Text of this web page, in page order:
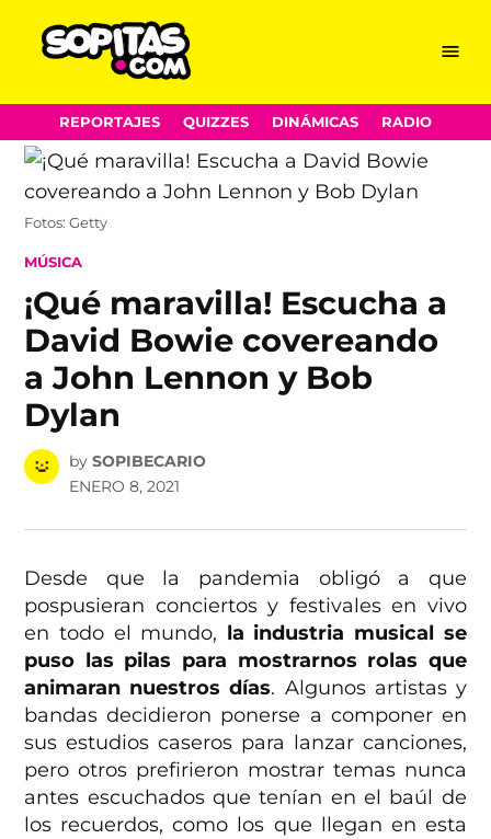
Skip
to
content
Menu
REPORTAJES QUIZZES DINÁMICAS RADIO
Fotos: Getty
POSTED
MÚSICA
¡Qué maravilla! Escucha a
David Bowie covereando
a John Lennon y Bob
Dylan
by SOPIBECARIO
ENERO 8, 2021
Desde que la pandemia obligó a que
pospusieran conciertos y festivales en vivo
en todo el mundo, la industria musical se
puso las pilas para mostrarnos rolas que
animaran nuestros días. Algunos artistas y
bandas decidieron ponerse a componer en
sus estudios caseros para lanzar canciones,
pero otros prefirieron mostrar temas nunca
antes escuchados que tenían en el baúl de
los recuerdos, como los que llegan en esta